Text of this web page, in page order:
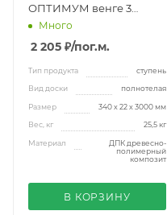
ОПТИМУМ венге 3
метра
Много
2 205 ₽/пог.м.
Тип продукта ступень
Вид доски полнотелая
Размер 340 х 22 х 3000 мм
Вес, кг 25,5 кг
Материал
ДПК древесно-
полимерный
композит
В КОРЗИНУ